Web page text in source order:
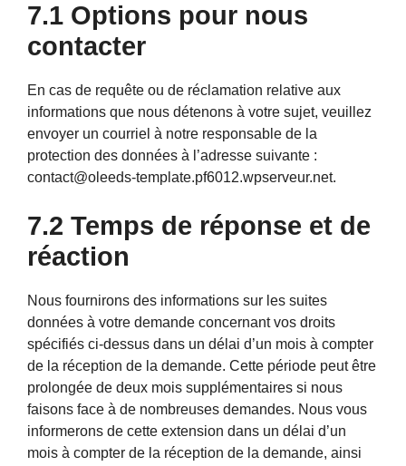
7.1 Options pour nous
contacter
En cas de requête ou de réclamation relative aux
informations que nous détenons à votre sujet, veuillez
envoyer un courriel à notre responsable de la
protection des données à l’adresse suivante :
contact@oleeds-template.pf6012.wpserveur.net.
7.2 Temps de réponse et de
réaction
Nous fournirons des informations sur les suites
données à votre demande concernant vos droits
spécifiés ci-dessus dans un délai d’un mois à compter
de la réception de la demande. Cette période peut être
prolongée de deux mois supplémentaires si nous
faisons face à de nombreuses demandes. Nous vous
informerons de cette extension dans un délai d’un
mois à compter de la réception de la demande, ainsi